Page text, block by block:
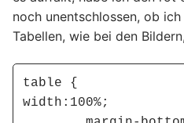
noch unentschlossen, ob
Tabellen, wie bei den
table {
width:100%;